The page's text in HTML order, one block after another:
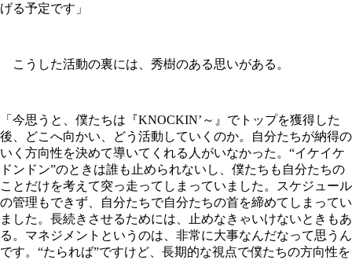
げる予定です」
こうした活動の裏には、秀樹のある思いがある。
「今思うと、僕たちは『KNOCKIN’～』でトップを獲得した
後、どこへ向かい、どう活動していくのか。自分たちが納得の
いく方向性を決めて導いてくれる人がいなかった。“イケイケ
ドンドン”のときは誰も止められないし、僕たちも自分たちの
ことだけを考えて突っ走ってしまっていました。スケジュール
の管理もできず、自分たちで自分たちの首を締めてしまってい
ました。長続きさせるためには、止めなきゃいけないときもあ
る。マネジメントというのは、非常に大事なんだなって思うん
です。“たられば”ですけど、長期的な視点で僕たちの方向性を